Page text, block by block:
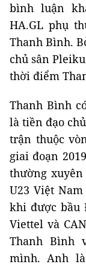
bình luận
HA.GL phụ
Thanh Bình.
chủ sân
thời điểm
Thanh Bình
là tiền đạo
trận thuộc
giai đoạn
thường xuyên
U23 Việt
khi được bầu
Viettel và
Thanh Bình
mình. Anh